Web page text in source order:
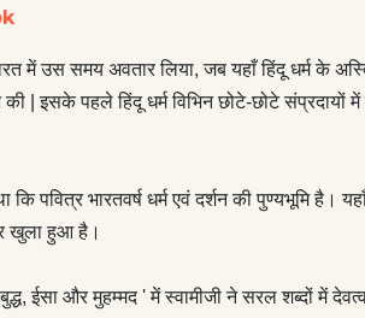
में उस समय अवतार लिया, जब यहाँ हिंदू धर्म के
| इसके पहले हिंदू धर्म विभिन छोटे-छोटे संप्रदायों
था कि पवित्र भारतवर्ष धर्म एवं दर्शन की
खुला हुआ है।
ईसा और मुहम्मद ' में स्वामीजी ने सरल शब्दों में